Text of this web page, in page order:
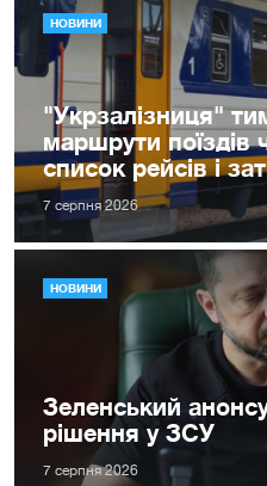
НОВИНИ
"Укрзалізниця"
маршрути поїздів
список рейсів і
7 серпня 2026
НОВИНИ
Зеленський
рішення у ЗСУ
7 серпня 2026